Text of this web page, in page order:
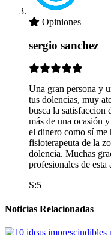
Opiniones
sergio sanchez
Una gran persona y
tus dolencias, muy
busca la satisfaccion
más de una ocasión
el dinero como sí me
fisioterapeuta de la
dolencia. Muchas
profesionales de esta
S:5
Noticias Relacionadas